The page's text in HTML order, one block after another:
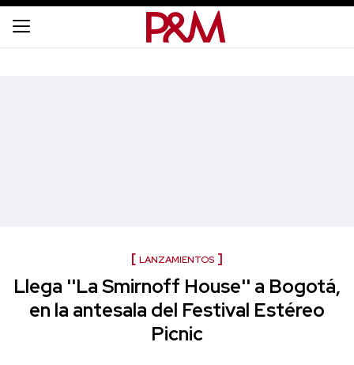
LANZAMIENTOS
Llega ''La Smirnoff House'' a Bogotá,
en la antesala del Festival Estéreo
Picnic